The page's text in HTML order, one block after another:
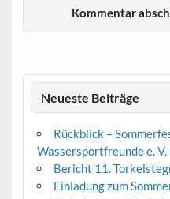
Neueste Beiträge
Rückblick –
Wassersportfreunde e.
Bericht 11.
Einladung zum